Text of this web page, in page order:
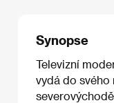
Synopse
Televizní
vydá do svého